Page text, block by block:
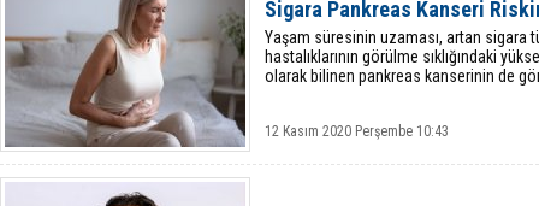
Sigara Pankreas Kanseri
Yaşam süresinin uzaması, artan sigara
hastalıklarının görülme sıklığındaki
olarak bilinen pankreas kanserinin de
12 Kasım 2020 Perşembe 10:43